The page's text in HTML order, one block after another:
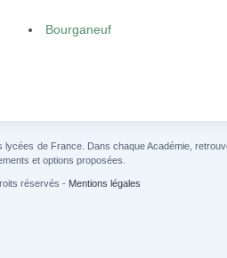
Bourganeuf
lycées de France. Dans chaque Académie,
et options proposées.
réservés - Mentions légales